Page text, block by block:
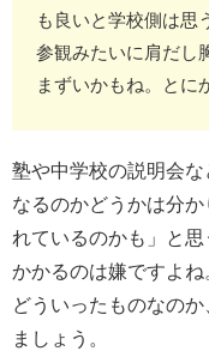
も良いと学校側は思
参観みたいに肩だし
まずいかもね。とに
塾や中学校の説明会
なるのかどうかは分
れているのかも」と
かかるのは嫌ですよね
どういったものなの
ましょう。